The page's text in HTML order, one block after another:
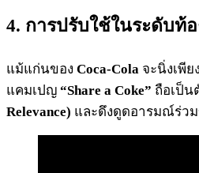
4. การปรับใช้ในระดับท้อ
แม้แก่นของ Coca-Cola จะนิ่งเพี
แคมเปญ “Share a Coke” ถือเป็น
Relevance) และดึงดูดอารมณ์ร่ว